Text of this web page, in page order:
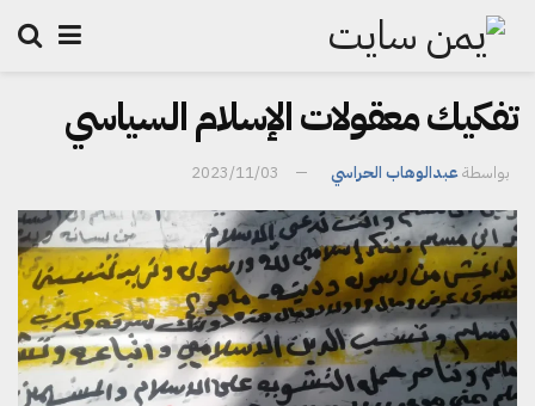
تفكيك معقولات الإسلام السياسي
بواسطةعبدالوهاب الحراسي 2023/11/03